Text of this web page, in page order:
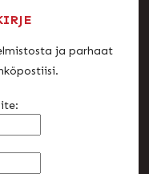
ja parhaat